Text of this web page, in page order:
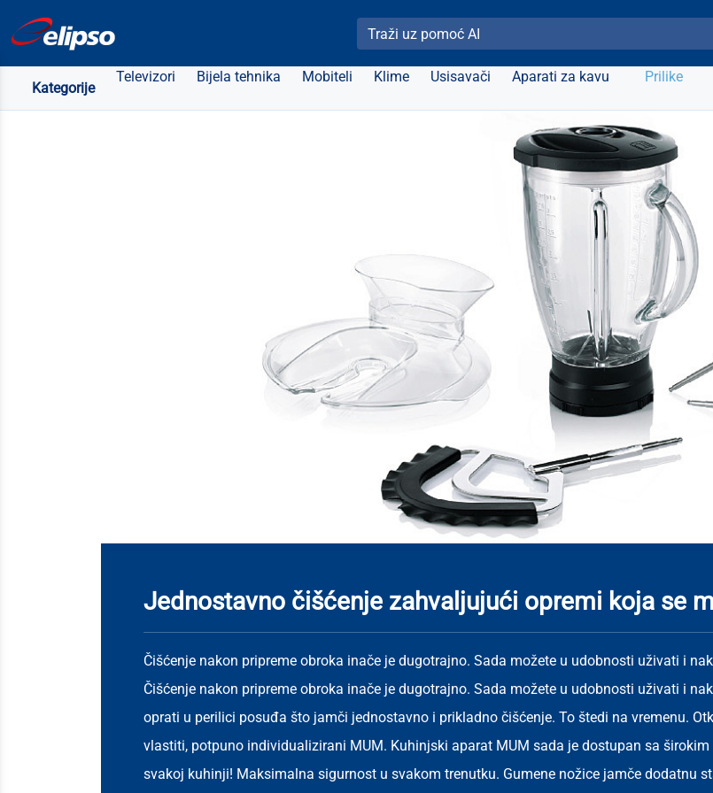
Pretraži Elipso
Kategorije
Televizori Bijela tehnika Mobiteli Klime Usisavači Aparati za kavu Prilike
Jednostavno čišćenje zahvaljujući opremi koja se
Čišćenje nakon pripreme obroka inače je dugotrajno. Sada možete u udobnosti uživati i
Čišćenje nakon pripreme obroka inače je dugotrajno. Sada možete u udobnosti uživati i
oprati u perilici posuđa što jamči jednostavno i prikladno čišćenje. To štedi na vremenu.
vlastiti, potpuno individualizirani MUM. Kuhinjski aparat MUM sada je dostupan sa
svakoj kuhinji! Maksimalna sigurnost u svakom trenutku. Gumene nožice jamče dodatnu